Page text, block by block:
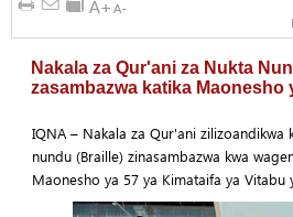
Nakala za Qur'ani za Nukta
zasambazwa katika Maonesho
IQNA – Nakala za Qur'ani zilizoandikwa
nundu (Braille) zinasambazwa kwa
Maonesho ya 57 ya Kimataifa ya Vitabu